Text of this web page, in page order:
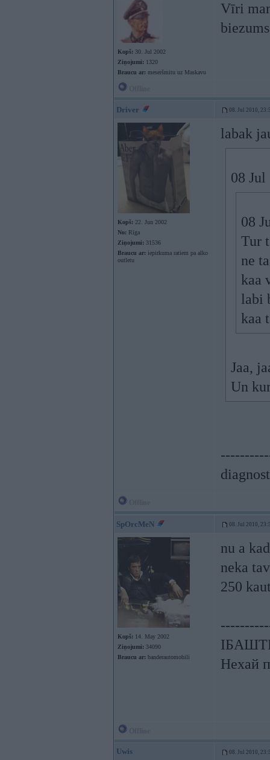
Kopš: 30. Jul 2002
Ziņojumi: 1320
Braucu ar: meseršmitu uz Maskavu
Vīri
Driver 08. Jul 2010,
Kopš: 22. Jun 2002
No: Rīga
Ziņojumi: 31536
Braucu ar: iepirkuma ratiem pa alko
outletu
labak
08
08
Tur
ne
kaa
labi
kaa
Jaa,
Un
SpOrcMeN 08. Jul 2010,
Kopš: 14. May 2002
Ziņojumi: 34090
Braucu ar: banderautomobili
nu a
neka
250
Нехай
Uwis 08. Jul 2010,